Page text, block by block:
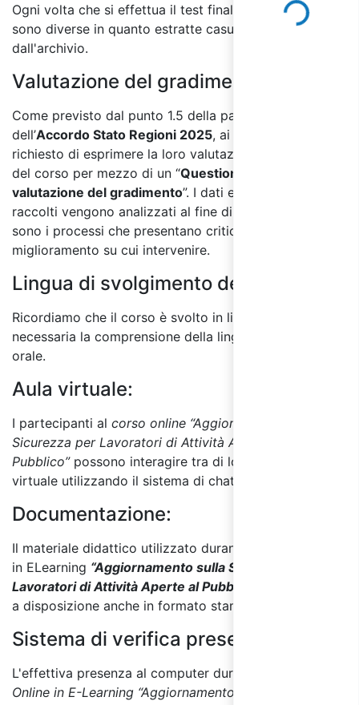
Ogni volta che si effettua il test finale le domande
sono diverse in quanto estratte casualmente
dall'archivio.
Valutazione del gradimento:
Come previsto dal punto 1.5 della parte IV
dell’Accordo Stato Regioni 2025, ai partecipanti sarà
richiesto di esprimere la loro valutazione sulla qualità
del corso per mezzo di un “Questionario di
valutazione del gradimento”. I dati e le informazioni
raccolti vengono analizzati al fine di individuare quali
sono i processi che presentano criticità e le aree di
miglioramento su cui intervenire.
Lingua di svolgimento del corso:
Ricordiamo che il corso è svolto in lingua italiana ed è
necessaria la comprensione della lingua sia scritta che
orale.
Aula virtuale:
I partecipanti al corso online “Aggiornamento sulla
Sicurezza per Lavoratori di Attività Aperte al
Pubblico” possono interagire tra di loro in un’aula
virtuale utilizzando il sistema di chat online.
Documentazione:
Il materiale didattico utilizzato durante il corso online
in ELearning “Aggiornamento sulla Sicurezza per
Lavoratori di Attività Aperte al Pubblico
a disposizione anche in formato stampabile.
Sistema di verifica presenza:
L'effettiva presenza al computer durante il
Online in E-Learning “Aggiornamento sulla Sicurezza